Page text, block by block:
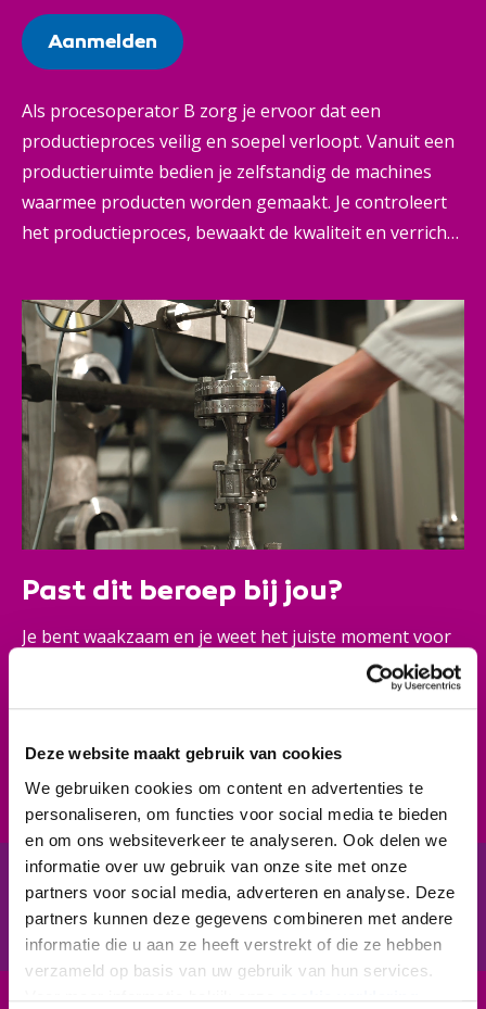
Deze website maakt gebruik van cookies
We gebruiken cookies om content en advertenties te
personaliseren, om functies voor social media te bieden
en om ons websiteverkeer te analyseren. Ook delen we
informatie over uw gebruik van onze site met onze
partners voor social media, adverteren en analyse. Deze
partners kunnen deze gegevens combineren met andere
informatie die u aan ze heeft verstrekt of die ze hebben
verzameld op basis van uw gebruik van hun services.
Aanmelden
Als procesoperator B zorg je ervoor dat een
productieproces veilig en soepel verloopt. Vanuit een
productieruimte bedien je zelfstandig de machines
waarmee producten worden gemaakt. Je controleert
het productieproces, bewaakt de kwaliteit en verricht
jij die goed op te lossen. Samen met jouw collega-
operators vorm je een team en werk je volgens de
(veiligheids-)voorschriften waarbinnen jij
verantwoordelijk bent voor je eigen werk.
Past dit beroep bij jou?
Je bent waakzaam en je weet het juiste moment voor
actie te bepalen. Bij (dreigende) storingen of
afwijkingen neem je een goede beslissing. Je bent
je makkelijk aan veranderingen in het proces en het
product.